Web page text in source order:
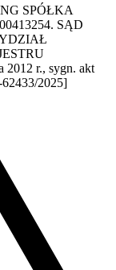
SPÓŁKA
SĄD
2012 r., sygn. akt
2025]